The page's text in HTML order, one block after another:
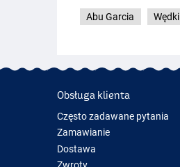
Abu Garcia Wędki
Obsługa klienta
Często zadawane pytania
Zamawianie
Dostawa